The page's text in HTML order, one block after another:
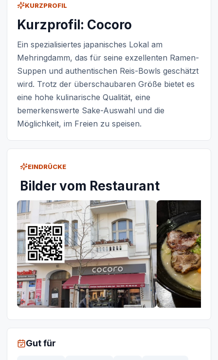
KURZPROFIL
Kurzprofil: Cocoro
Ein spezialisiertes japanisches Lokal am
Mehringdamm, das für seine exzellenten Ramen-
Suppen und authentischen Reis-Bowls geschätzt
wird. Trotz der überschaubaren Größe bietet es
eine hohe kulinarische Qualität, eine
bemerkenswerte Sake-Auswahl und die
Möglichkeit, im Freien zu speisen.
EINDRÜCKE
Bilder vom Restaurant
Gut für